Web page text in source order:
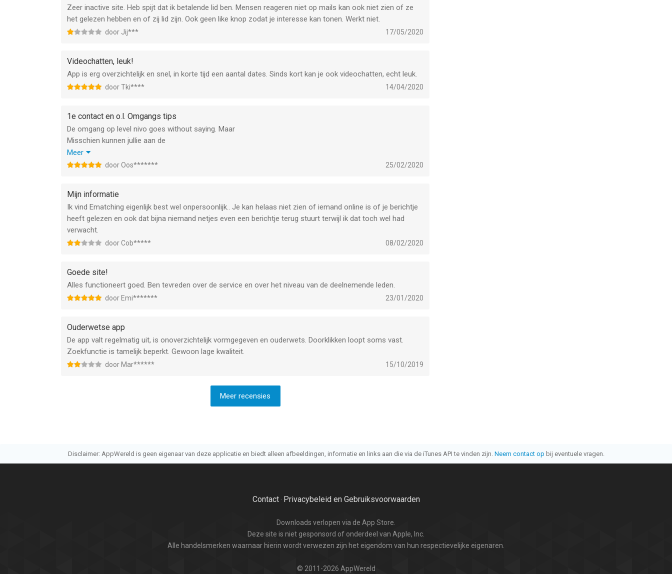
Zeer inactive site. Heb spijt dat ik betalende lid ben. Mensen reageren niet op mails kan ook niet zien of ze
het gelezen hebben en of zij lid zijn. Ook geen like knop zodat je interesse kan tonen. Werkt niet.
door Jij*** 17/05/2020
Videochatten, leuk!
App is erg overzichtelijk en snel, in korte tijd een aantal dates. Sinds kort kan je ook videochatten, echt leuk.
door Tki**** 14/04/2020
1e contact en o.l. Omgangs tips
De omgang op level nivo goes without saying. Maar
Misschien kunnen jullie aan de
Psychologie erachter nog een advies/ overdenking meegeven. Niet alles in het eerste contact uitboekhouden
-lees alles op tafel effect- namelijk. Vul dat qua boodschap genuanceerder en prima algemeen gesteld aan
kwetsbaarheid ten voeten uit gedrag betreft en ingegeven is door geen herhaling van zetten&effecten meer
te willen ervaren. Hier valt heel veel inhoudelijk psychologisch onderbouwd neutraal gesteld over aan te
geven namelijk.
Zet de toon qua toegevoegde boodschap van jullie, die dan samen de muziek maken.
Succes Henk
Meer
door Oos******* 25/02/2020
Mijn informatie
Ik vind Ematching eigenlijk best wel onpersoonlijk.. Je kan helaas niet zien of iemand online is of je berichtje
heeft gelezen en ook dat bijna niemand netjes even een berichtje terug stuurt terwijl ik dat toch wel had
verwacht.
door Cob***** 08/02/2020
Goede site!
Alles functioneert goed. Ben tevreden over de service en over het niveau van de deelnemende leden.
door Emi******* 23/01/2020
Ouderwetse app
De app valt regelmatig uit, is onoverzichtelijk vormgegeven en ouderwets. Doorklikken loopt soms vast.
Zoekfunctie is tamelijk beperkt. Gewoon lage kwaliteit.
door Mar****** 15/10/2019
Meer recensies
Disclaimer: AppWereld is geen eigenaar van deze applicatie en biedt alleen afbeeldingen, informatie en links aan die via de iTunes API te vinden zijn. Neem contact op bij eventuele vragen.
Contact· Privacybeleid en Gebruiksvoorwaarden
Downloads verlopen via de App Store.
Deze site is niet gesponsord of onderdeel van Apple, Inc.
Alle handelsmerken waarnaar hierin wordt verwezen zijn het eigendom van hun respectievelijke eigenaren.
© 2011-2026 AppWereld